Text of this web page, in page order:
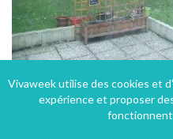
Vivaweek utilise des cookies et
expérience et proposer